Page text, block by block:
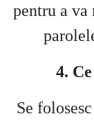
pentru a va
4.
Se